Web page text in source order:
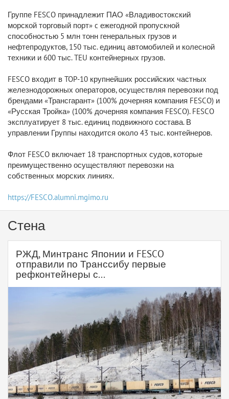
Группе FESCO принадлежит ПАО «Владивостокский
морской торговый порт» c ежегодной пропускной
способностью 5 млн тонн генеральных грузов и
нефтепродуктов, 150 тыс. единиц автомобилей и колесной
техники и 600 тыс. TEU контейнерных грузов.
FESCO входит в TOP-10 крупнейших российских частных
железнодорожных операторов, осуществляя перевозки под
брендами «Трансгарант» (100% дочерняя компания FESCO) и
«Русская Тройка» (100% дочерняя компания FESCO). FESCO
эксплуатирует 8 тыс. единиц подвижного состава. В
управлении Группы находится около 43 тыс. контейнеров.
Флот FESCO включает 18 транспортных судов, которые
преимущественно осуществляют перевозки на
собственных морских линиях.
https://FESCO.alumni.mgimo.ru
Стена
РЖД, Минтранс Японии и FESCO
отправили по Транссибу первые
рефконтейнеры с...